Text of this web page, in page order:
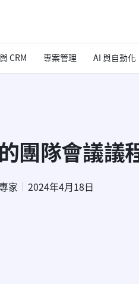
CRM 專案管理 AI 與自動化
團隊會議議
家 2024年4月18日